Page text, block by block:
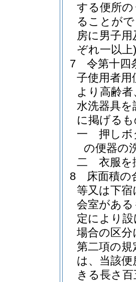
する便所
ることが
房に男子
ぞれ一以上)
7
令第十四
子使用者用
より高齢
水洗器具
に掲げる
一
押しボ
の便器の
二
衣服を
8
床面積の
等又は下
会室があ
定により
場合の区分
第二項の
は、当該便
きる長さ